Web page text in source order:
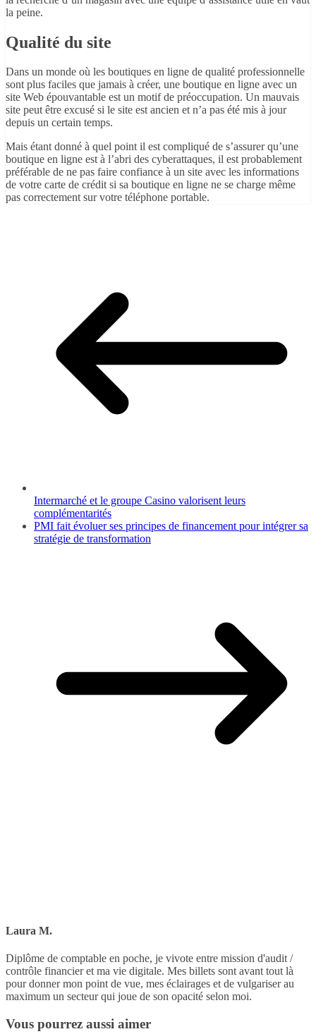
la peine.
Qualité du site
Dans un monde où les boutiques en ligne de qualité professionnelle
sont plus faciles que jamais à créer, une boutique en ligne avec un
site Web épouvantable est un motif de préoccupation. Un mauvais
site peut être excusé si le site est ancien et n’a pas été mis à jour
depuis un certain temps.
Mais étant donné à quel point il est compliqué de s’assurer qu’une
boutique en ligne est à l’abri des cyberattaques, il est probablement
préférable de ne pas faire confiance à un site avec les informations
de votre carte de crédit si sa boutique en ligne ne se charge même
pas correctement sur votre téléphone portable.
Intermarché et le groupe Casino valorisent leurs
complémentarités
PMI fait évoluer ses principes de financement pour intégrer sa
stratégie de transformation
Laura M.
Diplôme de comptable en poche, je vivote entre mission d'audit /
contrôle financier et ma vie digitale. Mes billets sont avant tout là
pour donner mon point de vue, mes éclairages et de vulgariser au
maximum un secteur qui joue de son opacité selon moi.
Vous pourrez aussi aimer